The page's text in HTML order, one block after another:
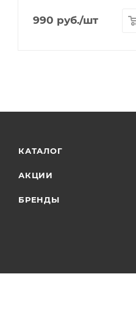
990 руб./шт
КАТАЛОГ
АКЦИИ
БРЕНДЫ